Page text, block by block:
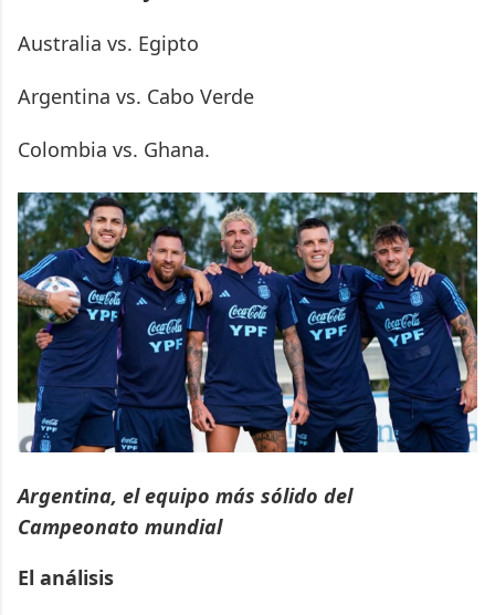
Australia vs. Egipto
Argentina vs. Cabo Verde
Colombia vs. Ghana.
Argentina, el equipo más sólido del
Campeonato mundial
El análisis